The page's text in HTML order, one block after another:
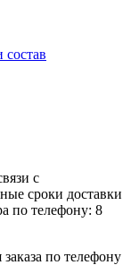
с
сроки доставки
по телефону: 8
по телефону